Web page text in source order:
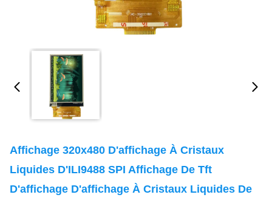
Affichage 320x480 D'affichage À Cristaux
Liquides D'ILI9488 SPI Affichage De Tft
D'affichage D'affichage À Cristaux Liquides De